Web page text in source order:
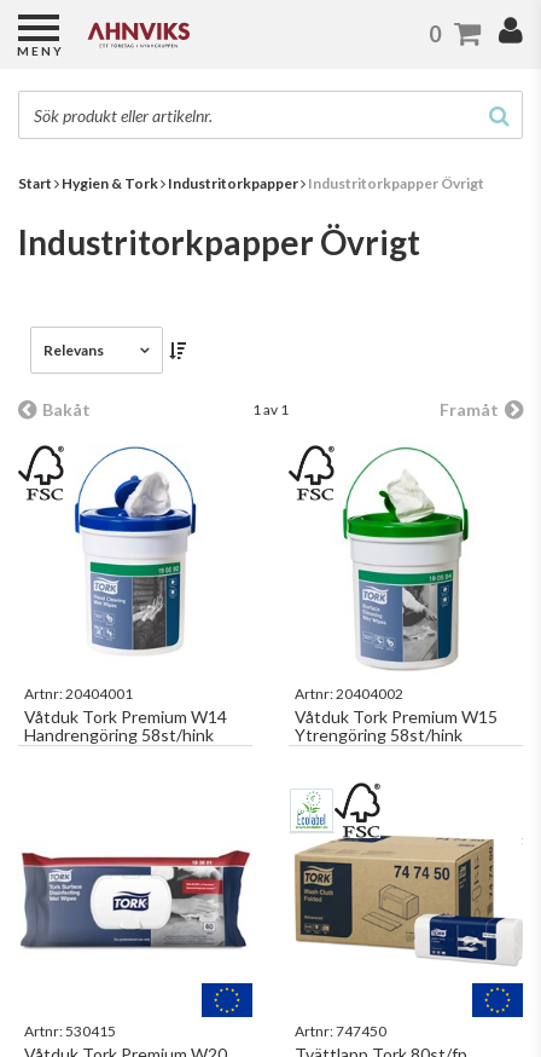
Start Hygien & Tork Industritorkpapper Industritorkpapper Övrigt
Industritorkpapper Övrigt
Relevans
Bakåt 1 av 1 Framåt
Artnr:20404001
Våtduk Tork Premium W14
Handrengöring 58st/hink
Artnr:20404002
Våtduk Tork Premium W15
Ytrengöring 58st/hink
Artnr:530415 Artnr:747450
MENY
0